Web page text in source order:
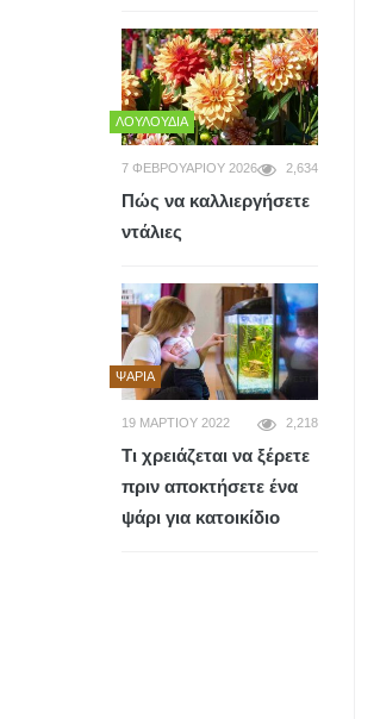
ΛΟΥΛΟΎΔΙΑ
7 ΦΕΒΡΟΥΑΡΊΟΥ 2026 2,634
Πώς να καλλιεργήσετε
ντάλιες
ΨΆΡΙΑ
19 ΜΑΡΤΊΟΥ 2022 2,218
Τι χρειάζεται να ξέρετε
πριν αποκτήσετε ένα
ψάρι για κατοικίδιο